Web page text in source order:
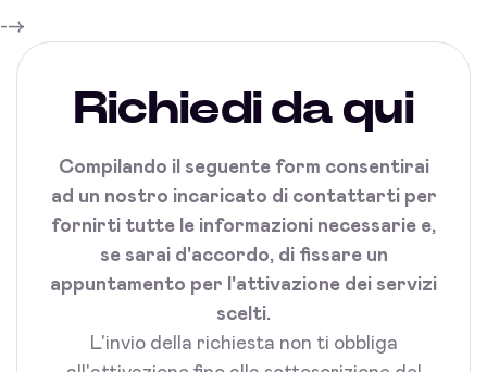
-->
Richiedi da qui
Compilando il seguente form consentirai
ad un nostro incaricato di contattarti per
fornirti tutte le informazioni necessarie e,
se sarai d'accordo, di fissare un
appuntamento per l'attivazione dei servizi
scelti.
L'invio della richiesta non ti obbliga